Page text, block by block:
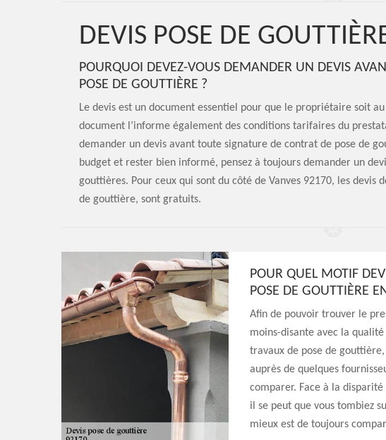
DEVIS POSE DE
POURQUOI DEVEZ-VOUS DEMANDER UN DEVIS
POSE DE GOUTTIÈRE ?
Le devis est un document essentiel pour que le propriétaire soit
document l’informe également des conditions tarifaires du
demander un devis avant toute signature de contrat de pose de
budget et rester bien informé, pensez à toujours demander un
gouttières. Pour ceux qui sont du côté de Vanves 92170, les devis
de gouttière, sont gratuits.
POUR QUEL MOTIF
POSE DE GOUTTIÈRE
Afin de pouvoir trouver le
moins-disante avec la
travaux de pose de
auprès de quelques
comparer. Face à la
il se peut que vous tombiez
mieux est de toujours